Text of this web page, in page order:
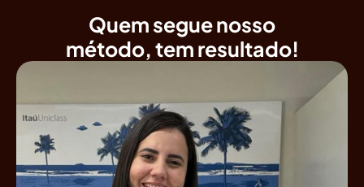
Quem segue nosso
método, tem resultado!